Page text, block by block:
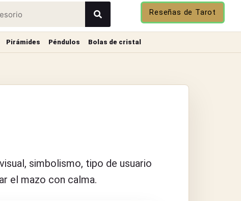
Reseñas de Tarot
Pirámides Péndulos Bolas de cristal
simbolismo, tipo de usuario
el mazo con calma.